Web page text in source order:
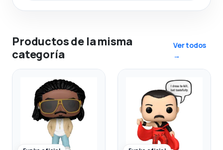
Productos de la misma
categoría
Ver todos
→